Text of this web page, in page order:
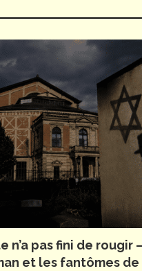
n’a pas fini de rougir
et les fantômes de